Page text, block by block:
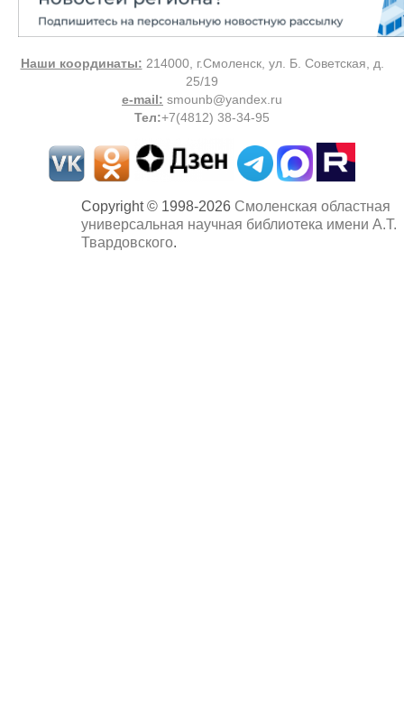
Наши координаты: 214000, г.Смоленск, ул. Б. Советская, д.
25/19
e-mail: smounb@yandex.ru
Тел:+7(4812) 38-34-95
Copyright © 1998-2026 Смоленская областная
универсальная научная библиотека имени А.Т.
Твардовского.